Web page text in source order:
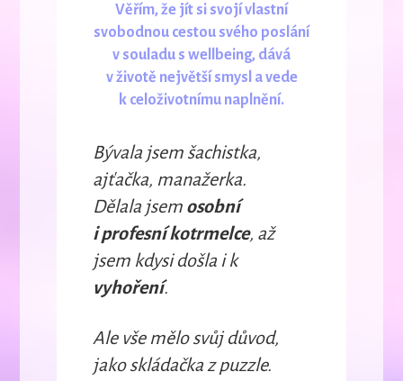
Věřím, že jít si svojí vlastní
svobodnou cestou svého poslání
v souladu s wellbeing, dává
v životě největší smysl a vede
k celoživotnímu naplnění.
Bývala jsem šachistka,
ajťačka, manažerka.
Dělala jsem osobní
i profesní kotrmelce, až
jsem kdysi došla i k
vyhoření.
Ale vše mělo svůj důvod,
jako skládačka z puzzle.